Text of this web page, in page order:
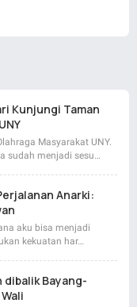
Kunjungi Taman
Masyarakat UNY.
sudah menjadi sesu…
Anarki:
aku bisa menjadi
kekuatan har…
dibalik Bayang-